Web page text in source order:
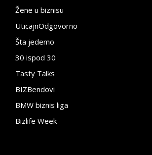
Žene u biznisu
UticajnOdgovorno
Šta jedemo
30 ispod 30
Tasty Talks
BIZBendovi
BMW biznis liga
Bizlife Week